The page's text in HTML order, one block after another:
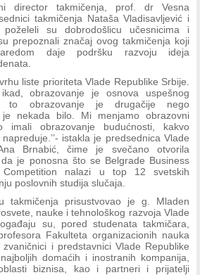
director takmičenja, prof. dr Vesna
takmičenja Nataša Vladisavljević i
poželeli su dobrodošlicu učesnicima i
prepoznali značaj ovog takmičenja koji
daje podršku razvoju ideja
liste prioriteta Vlade Republike Srbije.
obrazovanje je osnova uspešnog
to obrazovanje je drugačije nego
je nekada bilo. Mi menjamo obrazovni
imali obrazovanje budućnosti, kakvo
istakla je predsednica Vlade
Brnabić, čime je svečano otvorila
je ponosna što se Belgrade Business
Competition nalazi u top 12 svetskih
poslovnih studija slučaja.
takmičenja prisustvovao je g. Mladen
nauke i tehnološkog razvoja Vlade
su, pored studenata takmičara,
Fakulteta organizacionih nauka
i predstavnici Vlade Republike
domaćih i inostranih kompanija,
biznisa, kao i partneri i prijatelji